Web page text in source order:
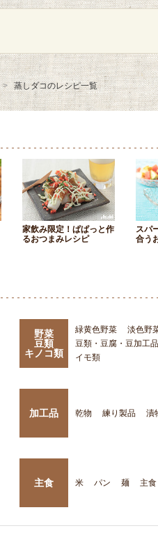
蒸しダコのレシピ一覧
家飲み限定！ぱぱっと作
るおつまみレシピ
スパ
合う
野菜
豆類
キノコ類
緑黄色野菜
淡色野
豆類・豆腐・豆加工品
イモ類
加工品 乾物 練り製品 漬
主食 米 パン 麺 主